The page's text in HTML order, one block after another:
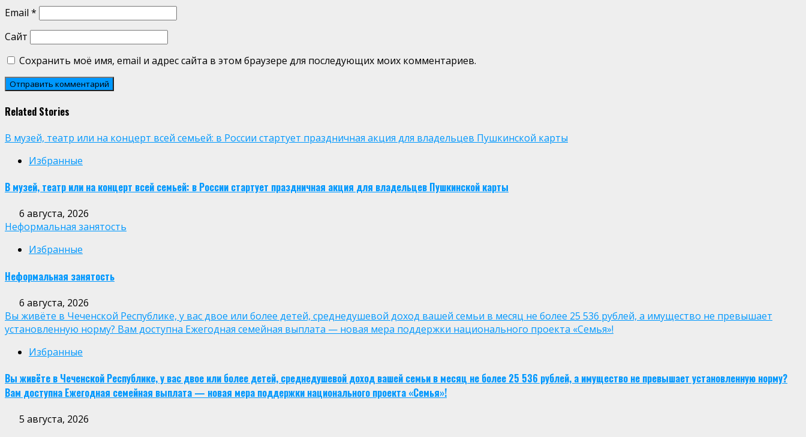
Email *
Сайт
Сохранить моё имя, email и адрес сайта в этом браузере для последующих моих комментариев.
Related Stories
В музей, театр или на концерт всей семьей: в России стартует праздничная акция для владельцев Пушкинской карты
Избранные
В музей, театр или на концерт всей семьей: в России стартует праздничная акция для владельцев Пушкинской карты
6 августа, 2026
Неформальная занятость
Избранные
Неформальная занятость
6 августа, 2026
Вы живёте в Чеченской Республике, у вас двое или более детей, среднедушевой доход вашей семьи в месяц не более 25 536 рублей, а имущество не превышает
установленную норму? Вам доступна Ежегодная семейная выплата — новая мера поддержки национального проекта «Семья»!
Избранные
Вы живёте в Чеченской Республике, у вас двое или более детей, среднедушевой доход вашей семьи в месяц не более 25 536 рублей, а имущество не превышает установленную норму?
Вам доступна Ежегодная семейная выплата — новая мера поддержки национального проекта «Семья»!
5 августа, 2026